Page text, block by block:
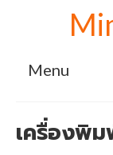
Menu
เครื่องพิ